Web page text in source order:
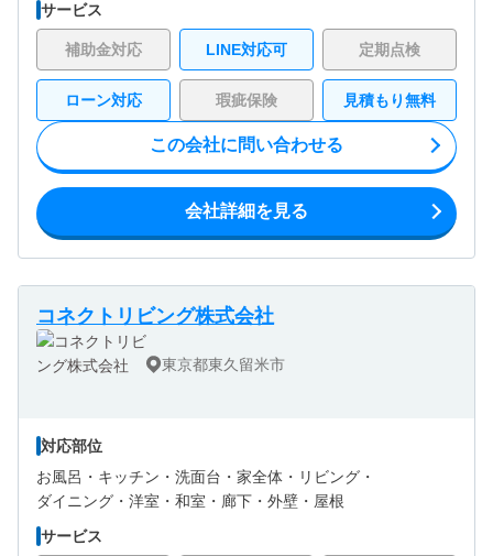
サービス
補助金対応 LINE対応可 定期点検
ローン対応 瑕疵保険 見積もり無料
この会社に問い合わせる
会社詳細を見る
コネクトリビング株式会社
東京都東久留米市
対応部位
お風呂・ キッチン・ 洗面台・ 家全体・ リビング・
ダイニング・ 洋室・ 和室・ 廊下・ 外壁・ 屋根
サービス